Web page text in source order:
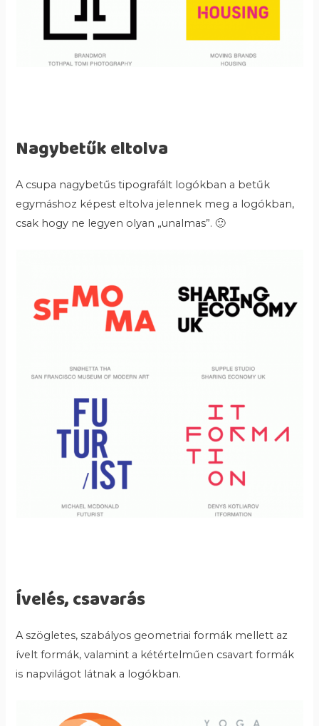
Nagybetűk eltolva
A csupa nagybetűs tipografált logókban a betűk
egymáshoz képest eltolva jelennek meg a logókban,
csak hogy ne legyen olyan „unalmas”. 🙂
Ívelés, csavarás
A szögletes, szabályos geometriai formák mellett az
ívelt formák, valamint a kétértelműen csavart formák
is napvilágot látnak a logókban.